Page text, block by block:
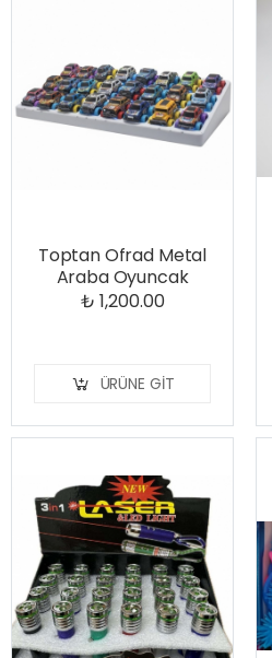
Toptan Ofrad Metal
Araba Oyuncak
₺ 1,200.00
ÜRÜNE GIT